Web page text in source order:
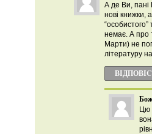
А де Ви,
нові книжки,
немає. А про
Марти) не
літературу
Цю